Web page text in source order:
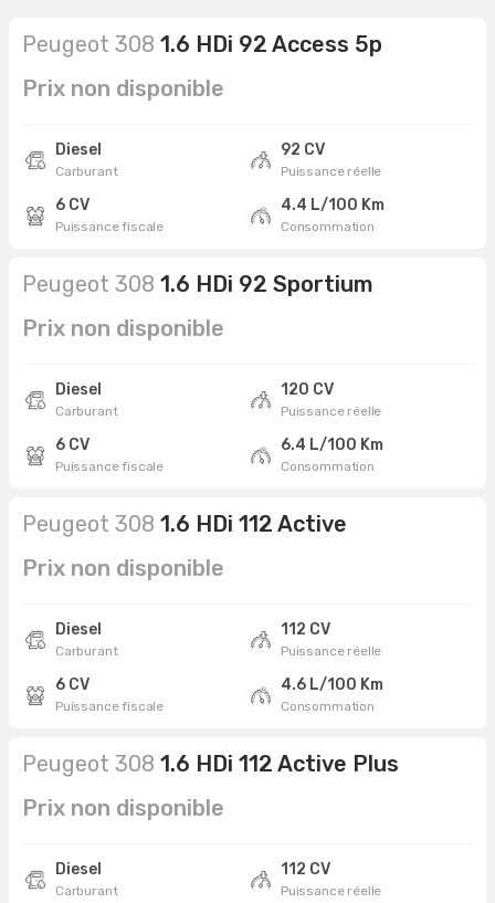
Peugeot 308 1.6 HDi 92 Access 5p
Prix non disponible
Diesel
Carburant
92 CV
Puissance réelle
6 CV
Puissance fiscale
4.4 L/100 Km
Consommation
Peugeot 308 1.6 HDi 92 Sportium
Prix non disponible
Diesel
Carburant
120 CV
Puissance réelle
6 CV
Puissance fiscale
6.4 L/100 Km
Consommation
Peugeot 308 1.6 HDi 112 Active
Prix non disponible
Diesel
Carburant
112 CV
Puissance réelle
6 CV
Puissance fiscale
4.6 L/100 Km
Consommation
Peugeot 308 1.6 HDi 112 Active Plus
Prix non disponible
Diesel
Carburant
112 CV
Puissance réelle